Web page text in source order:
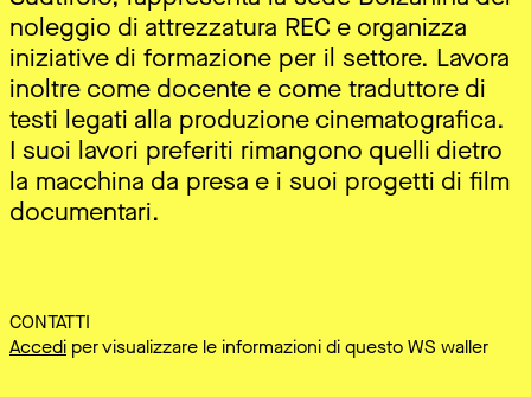
noleggio di attrezzatura REC e organizza
iniziative di formazione per il settore. Lavora
inoltre come docente e come traduttore di
testi legati alla produzione cinematografica.
I suoi lavori preferiti rimangono quelli dietro
la macchina da presa e i suoi progetti di film
documentari.
CONTATTI
Accedi per visualizzare le informazioni di questo WS waller